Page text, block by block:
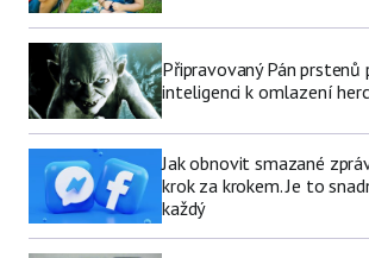
Připravovaný Pán
inteligenci k omlazení
Jak obnovit smazané
krok za krokem. Je to
každý